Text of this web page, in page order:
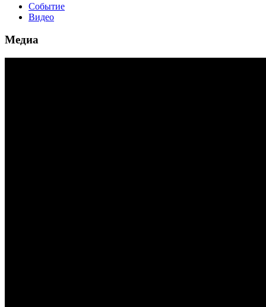
Событие
Видео
Медиа